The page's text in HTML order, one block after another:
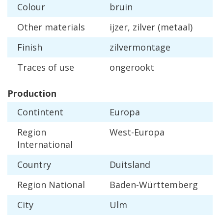
Colour
bruin
Other materials ijzer, zilver (metaal)
Finish
zilvermontage
Traces of use ongerookt
Production
Contintent
Europa
Region
International
West-Europa
Country
Duitsland
Region National Baden-Württemberg
City
Ulm